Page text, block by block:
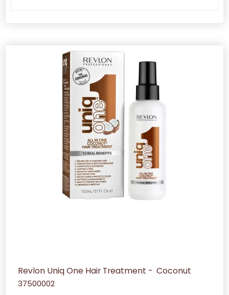
Revlon Uniq One Hair Treatment - Coconut
37500002